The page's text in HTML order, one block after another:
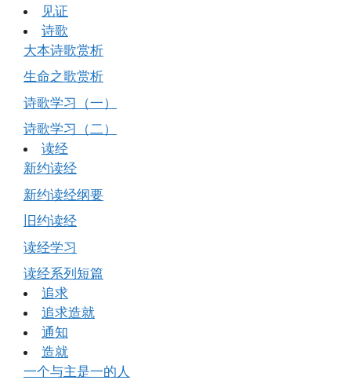
见证
诗歌
大本诗歌赏析
生命之歌赏析
诗歌学习（一）
诗歌学习（二）
读经
新约读经
新约读经纲要
旧约读经
读经学习
读经系列短篇
追求
追求造就
通知
造就
一个与主是一的人